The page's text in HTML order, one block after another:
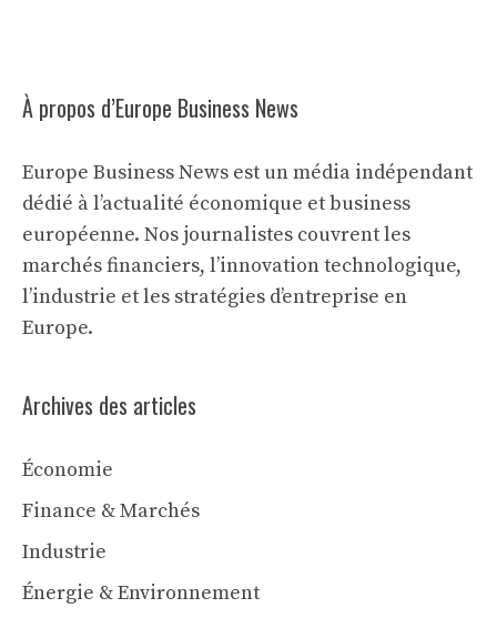
À propos d’Europe Business News
Europe Business News est un média indépendant
dédié à l’actualité économique et business
européenne. Nos journalistes couvrent les
marchés financiers, l’innovation technologique,
l’industrie et les stratégies d’entreprise en
Europe.
Archives des articles
Économie
Finance & Marchés
Industrie
Énergie & Environnement